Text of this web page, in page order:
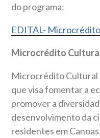
do programa:
EDITAL-
Microcrédito
Microcrédito Cultural
que visa fomentar a
promover a
desenvolvimento da
residentes em